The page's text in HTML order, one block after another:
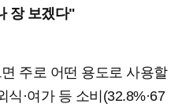
장 보겠다"
주로 어떤 용도로 사용할
·여가 등 소비(32.8%·67